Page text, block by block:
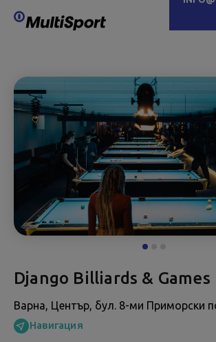
Django Billiards & Games
Варна, Център, бул. 8-ми Приморски
Навигация